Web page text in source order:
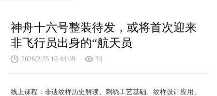
神舟十六号整装待发，或将首次迎来
非飞行员出身的“航天员
2026/2/25 10:44:09 34
线上课程：非遗纹样历史解读、刺绣工艺基础、纹样设计应用、